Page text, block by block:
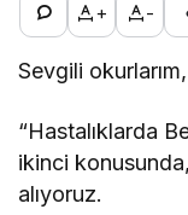
+ -
Sevgili okurlarım,
“Hastalıklarda
ikinci
alıyoruz.